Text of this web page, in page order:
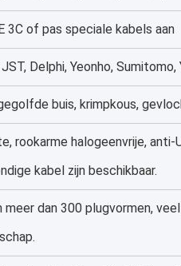
3C of pas speciale kabels aan
Delphi, Yeonho,
buis, krimpkous,
rookarme halogeenvrije, anti-
kabel zijn beschikbaar.
meer dan 300 plugvormen,